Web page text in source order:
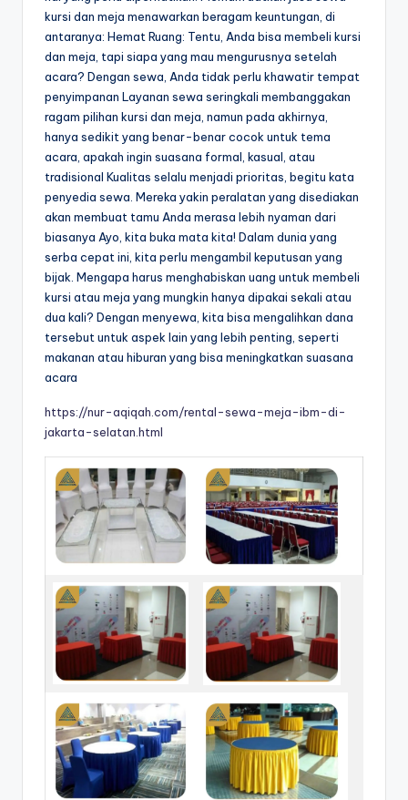
kursi dan meja menawarkan beragam keuntungan, di
antaranya: Hemat Ruang: Tentu, Anda bisa membeli kursi
dan meja, tapi siapa yang mau mengurusnya setelah
acara? Dengan sewa, Anda tidak perlu khawatir tempat
penyimpanan Layanan sewa seringkali membanggakan
ragam pilihan kursi dan meja, namun pada akhirnya,
hanya sedikit yang benar-benar cocok untuk tema
acara, apakah ingin suasana formal, kasual, atau
tradisional Kualitas selalu menjadi prioritas, begitu kata
penyedia sewa. Mereka yakin peralatan yang disediakan
akan membuat tamu Anda merasa lebih nyaman dari
biasanya Ayo, kita buka mata kita! Dalam dunia yang
serba cepat ini, kita perlu mengambil keputusan yang
bijak. Mengapa harus menghabiskan uang untuk membeli
kursi atau meja yang mungkin hanya dipakai sekali atau
dua kali? Dengan menyewa, kita bisa mengalihkan dana
tersebut untuk aspek lain yang lebih penting, seperti
makanan atau hiburan yang bisa meningkatkan suasana
acara
https://nur-aqiqah.com/rental-sewa-meja-ibm-di-
jakarta-selatan.html